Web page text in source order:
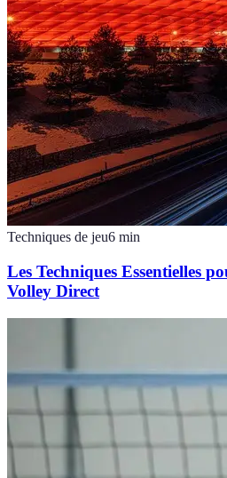
Techniques de jeu6 min
Les Techniques Essentielles
Volley Direct